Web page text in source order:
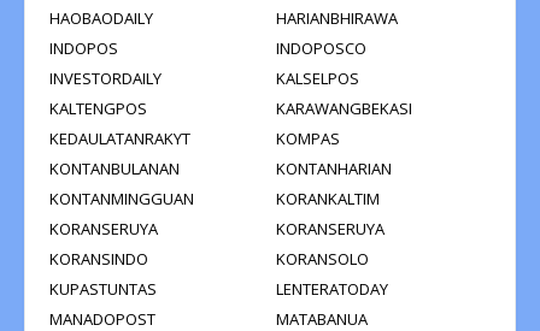
HAOBAODAILY
HARIANBHIRAWA
INDOPOS
INDOPOSCO
INVESTORDAILY
KALSELPOS
KALTENGPOS
KARAWANGBEKASI
KEDAULATANRAKYT
KOMPAS
KONTANBULANAN
KONTANHARIAN
KONTANMINGGUAN
KORANKALTIM
KORANSERUYA
KORANSERUYA
KORANSINDO
KORANSOLO
KUPASTUNTAS
LENTERATODAY
MANADOPOST
MATABANUA